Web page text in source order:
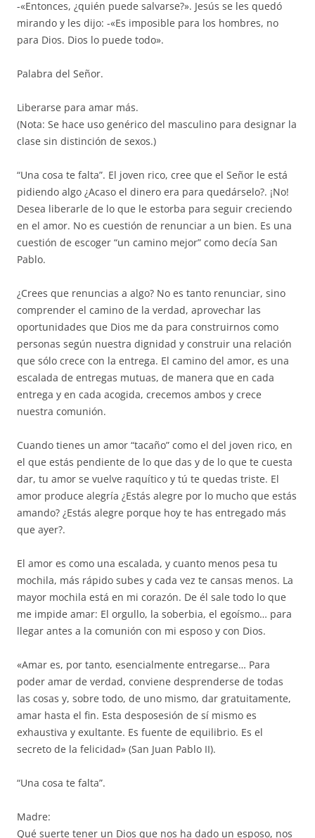
-«Entonces, ¿quién puede salvarse?». Jesús se les quedó
mirando y les dijo: -«Es imposible para los hombres, no
para Dios. Dios lo puede todo».
Palabra del Señor.
Liberarse para amar más.
(Nota: Se hace uso genérico del masculino para designar la
clase sin distinción de sexos.)
“Una cosa te falta”. El joven rico, cree que el Señor le está
pidiendo algo ¿Acaso el dinero era para quedárselo?. ¡No!
Desea liberarle de lo que le estorba para seguir creciendo
en el amor. No es cuestión de renunciar a un bien. Es una
cuestión de escoger “un camino mejor” como decía San
Pablo.
¿Crees que renuncias a algo? No es tanto renunciar, sino
comprender el camino de la verdad, aprovechar las
oportunidades que Dios me da para construirnos como
personas según nuestra dignidad y construir una relación
que sólo crece con la entrega. El camino del amor, es una
escalada de entregas mutuas, de manera que en cada
entrega y en cada acogida, crecemos ambos y crece
nuestra comunión.
Cuando tienes un amor “tacaño” como el del joven rico, en
el que estás pendiente de lo que das y de lo que te cuesta
dar, tu amor se vuelve raquítico y tú te quedas triste. El
amor produce alegría ¿Estás alegre por lo mucho que estás
amando? ¿Estás alegre porque hoy te has entregado más
que ayer?.
El amor es como una escalada, y cuanto menos pesa tu
mochila, más rápido subes y cada vez te cansas menos. La
mayor mochila está en mi corazón. De él sale todo lo que
me impide amar: El orgullo, la soberbia, el egoísmo… para
llegar antes a la comunión con mi esposo y con Dios.
«Amar es, por tanto, esencialmente entregarse… Para
poder amar de verdad, conviene desprenderse de todas
las cosas y, sobre todo, de uno mismo, dar gratuitamente,
amar hasta el fin. Esta desposesión de sí mismo es
exhaustiva y exultante. Es fuente de equilibrio. Es el
secreto de la felicidad» (San Juan Pablo II).
“Una cosa te falta”.
Madre:
Qué suerte tener un Dios que nos ha dado un esposo, nos